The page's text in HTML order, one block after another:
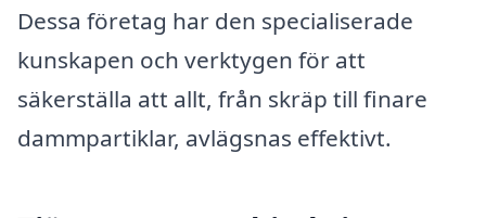
Dessa företag har den specialiserade
kunskapen och verktygen för att
säkerställa att allt, från skräp till finare
dammpartiklar, avlägsnas effektivt.